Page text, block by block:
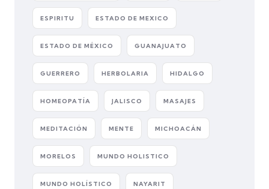
ESPIRITU ESTADO DE MEXICO
ESTADO DE MÉXICO GUANAJUATO
GUERRERO HERBOLARIA HIDALGO
HOMEOPATÍA JALISCO MASAJES
MEDITACIÓN MENTE MICHOACÁN
MORELOS MUNDO HOLISTICO
MUNDO HOLÍSTICO NAYARIT